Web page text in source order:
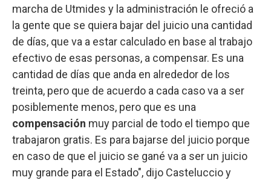
marcha de Utmides y la administración le ofreció a
la gente que se quiera bajar del juicio una cantidad
de días, que va a estar calculado en base al trabajo
efectivo de esas personas, a compensar. Es una
cantidad de días que anda en alrededor de los
treinta, pero que de acuerdo a cada caso va a ser
posiblemente menos, pero que es una
compensación muy parcial de todo el tiempo que
trabajaron gratis. Es para bajarse del juicio porque
en caso de que el juicio se gané va a ser un juicio
muy grande para el Estado", dijo Casteluccio y